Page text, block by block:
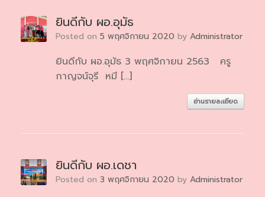
ยินดีกับ ผอ.อุมัธ
Posted on 5 พฤศจิกายน 2020 by Administrator
ยินดีกับ ผอ.อุมัธ 3 พฤศจิกายน 2563 ครู
กาญจน์จุรี หมี […]
อ่านรายละเอียด
ยินดีกับ ผอ.เดชา
Posted on 3 พฤศจิกายน 2020 by Administrator